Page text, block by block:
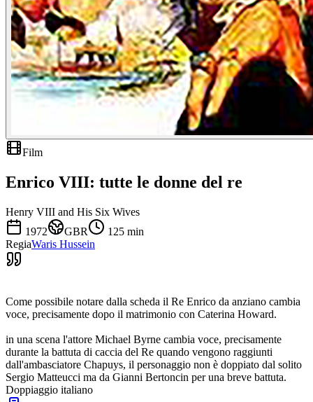
Film
Enrico VIII: tutte le donne del re
Henry VIII and His Six Wives
1972
GBR 125 min
RegiaWaris Hussein
Come possibile notare dalla scheda il Re Enrico da anziano cambia
voce, precisamente dopo il matrimonio con Caterina Howard.
in una scena l'attore Michael Byrne cambia voce, precisamente
durante la battuta di caccia del Re quando vengono raggiunti
dall'ambasciatore Chapuys, il personaggio non è doppiato dal solito
Sergio Matteucci ma da Gianni Bertoncin per una breve battuta.
Doppiaggio italiano